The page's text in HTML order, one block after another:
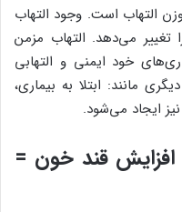
التهاب است. وجود التهاب
می‌دهد. التهاب مزمن
خود ایمنی و التهابی
مانند: ابتلا به بیماری،
ایجاد می‌شود.
افزایش قند خون =